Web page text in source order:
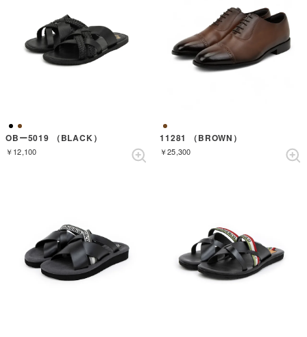
OBー5019 （BLACK）
￥12,100
11281 （BROWN）
￥25,300